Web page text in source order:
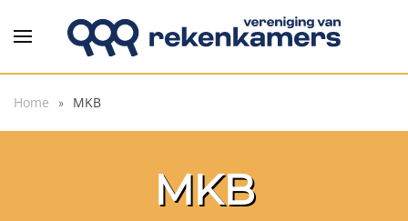
Overslaan en naar de inhoud gaan
Home MKB
MKB